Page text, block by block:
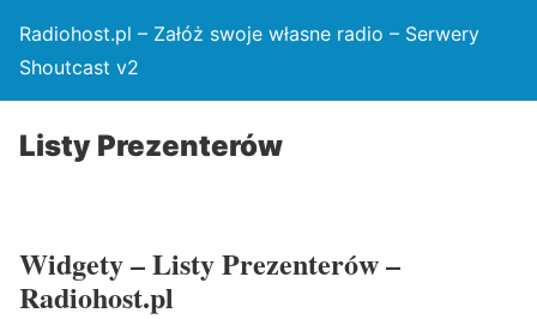
Radiohost.pl – Załóż swoje własne radio – Serwery
Shoutcast v2
Listy Prezenterów
Widgety – Listy Prezenterów –
Radiohost.pl